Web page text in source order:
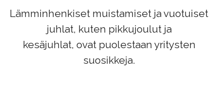
Lämminhenkiset muistamiset ja vuotuiset
juhlat, kuten pikkujoulut ja
kesäjuhlat, ovat puolestaan yritysten
suosikkeja.